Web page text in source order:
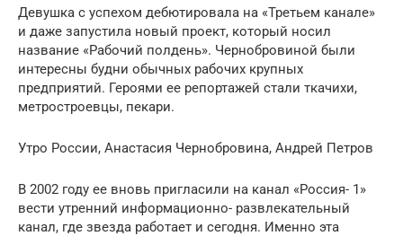
Девушка с успехом дебютировала на «Третьем канале»
и даже запустила новый проект, который носил
название «Рабочий полдень». Чернобровиной были
интересны будни обычных рабочих крупных
предприятий. Героями ее репортажей стали ткачихи,
метростроевцы, пекари.
Утро России, Анастасия Чернобровина, Андрей Петров
В 2002 году ее вновь пригласили на канал «Россия- 1»
вести утренний информационно- развлекательный
канал, где звезда работает и сегодня. Именно эта